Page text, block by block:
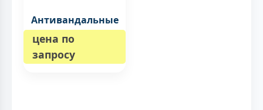
Антивандальные
цена по
запросу